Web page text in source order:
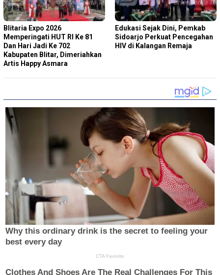
Blitaria Expo 2026
Memperingati HUT RI Ke 81
Dan Hari Jadi Ke 702
Kabupaten Blitar, Dimeriahkan
Artis Happy Asmara
Edukasi Sejak Dini, Pemkab
Sidoarjo Perkuat Pencegahan
HIV di Kalangan Remaja